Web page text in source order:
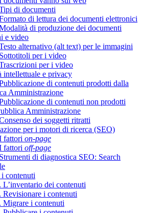
di documenti
di lettura dei documenti elettronici
di produzione dei documenti
e video
alternativo (alt text) per le immagini
per i video
per i video
intellettuale e privacy
di contenuti prodotti dalla
Amministrazione
di contenuti non prodotti
Amministrazione
dei soggetti ritratti
per i motori di ricerca (SEO)
fattori on-page
fattori off-page
di diagnostica SEO: Search
contenuti
L’inventario dei contenuti
Revisionare i contenuti
Migrare i contenuti